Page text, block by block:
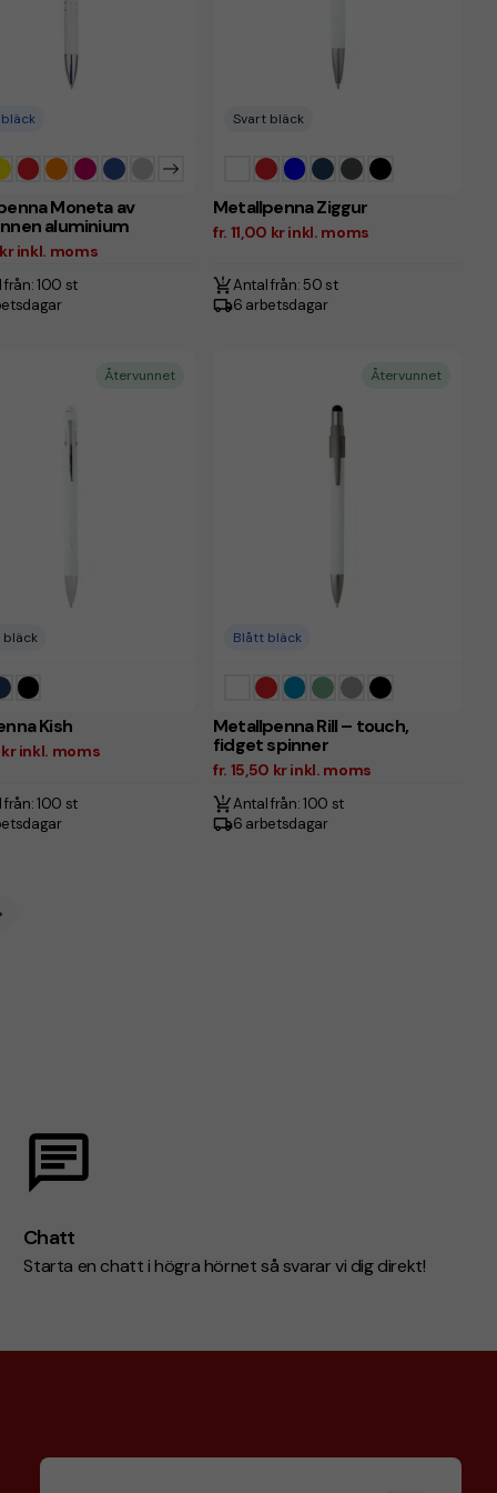
Moneta av
aluminium
inkl. moms
från: 100 st
Svart bläck
Metallpenna Ziggur
fr. 11,00 kr inkl. moms
Antal från: 50 st
6 arbetsdagar
Återvunnet
bläck
Kish
inkl. moms
från: 100 st
Återvunnet
Blått bläck
Metallpenna Rill – touch,
fidget spinner
fr. 15,50 kr inkl. moms
Antal från: 100 st
6 arbetsdagar
Chatt
Starta en chatt i högra hörnet så svarar vi dig direkt!